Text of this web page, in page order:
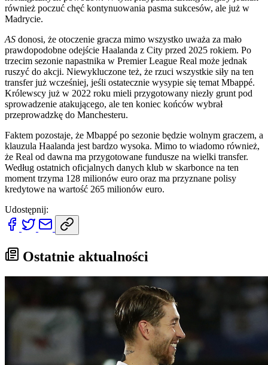
również poczuć chęć kontynuowania pasma sukcesów, ale już w
Madrycie.
AS donosi, że otoczenie gracza mimo wszystko uważa za mało
prawdopodobne odejście Haalanda z City przed 2025 rokiem. Po
trzecim sezonie napastnika w Premier League Real może jednak
ruszyć do akcji. Niewykluczone też, że rzuci wszystkie siły na ten
transfer już wcześniej, jeśli ostatecznie wysypie się temat Mbappé.
Królewscy już w 2022 roku mieli przygotowany niezły grunt pod
sprowadzenie atakującego, ale ten koniec końców wybrał
przeprowadzkę do Manchesteru.
Faktem pozostaje, że Mbappé po sezonie będzie wolnym graczem, a
klauzula Haalanda jest bardzo wysoka. Mimo to wiadomo również,
że Real od dawna ma przygotowane fundusze na wielki transfer.
Według ostatnich oficjalnych danych klub w skarbonce na ten
moment trzyma 128 milionów euro oraz ma przyznane polisy
kredytowe na wartość 265 milionów euro.
Udostępnij:
Ostatnie aktualności